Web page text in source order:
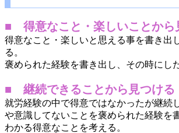
■ 得意なこと・楽しいことから
得意なこと・楽しいと思える事を書き出
る。
褒められた経験を書き出し、その時にし
■ 継続できることから見つける
就労経験の中で得意ではなかったが継続
や意識してないことを褒められた経験を
わかる得意なことを考える。